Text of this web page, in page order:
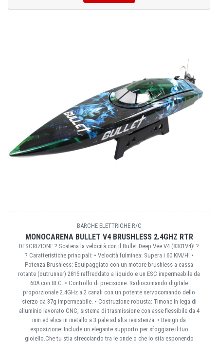
BARCHE ELETTRICHE R/C
MONOCARENA BULLET V4 BRUSHLESS 2.4GHZ RTR
DESCRIZIONE ? Scatena la velocità con il Bullet Deep Vee V4 (8301V4)! ?
? Caratteristiche principali: • Velocità fulminea: Supera i 60 KM/H! •
Potenza Brushless: Equipaggiato con un motore brushless a cassa
rotante (outrunner) 2815 raffreddato a liquido e un ESC impermeabile da
60A con BEC. • Controllo di precisione: Radiocomando digitale
proporzionale 2.4GHz a 2 canali con un potente servocomando dello
sterzo da 37g impermeabile. • Costruzione robusta: Timone in lega di
alluminio lavorato CNC, sistema di trasmissione con asse flessibile da 4
mm ed elica in metallo a 3 pale ad alta resistenza. • Design da
esposizione: Include un elegante supporto per sfoggiare il tuo
gioiello.Che tu stia sfrecciando tra le onde o che lo stia esponendo